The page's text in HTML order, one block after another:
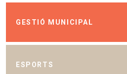
GESTIÓ MUNICIPAL
ESPORTS